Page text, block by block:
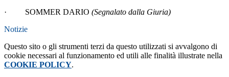
· SOMMER DARIO (Segnalato dalla Giuria)
Notizie
Questo sito o gli strumenti terzi da questo utilizzati si avvalgono di
cookie necessari al funzionamento ed utili alle finalità illustrate nella
COOKIE POLICY.